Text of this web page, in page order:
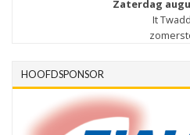
Zaterdag
It
HOOFDSPONSOR